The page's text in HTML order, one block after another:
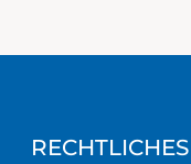
RECHTLICHES